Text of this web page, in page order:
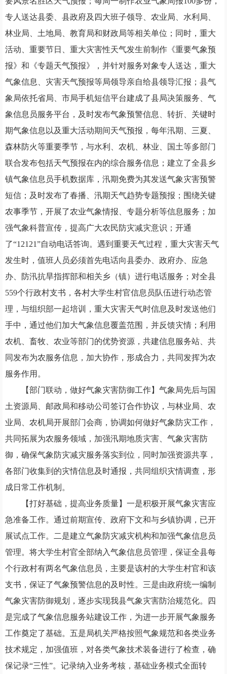
专人送达县委、县政府及四大班子领导、农业局、水利局、
林业局、土地局、教育局和财政局等相关单位；同时，重大
活动、重要节日、重大灾害性天气发生前制作《重要气象预
报》和《专题天气预报》，并针对服务对象专人送达，重大
气象信息、灾害天气预报等局领导亲自给县领导汇报；县气
象局依托省局、市局手机短信平台建成了县局决策服务、气
象信息员服务平台，及时发布气象预警信息、转折、关键时
期气象信息以及重大活动期间天气预报，每年汛期、三夏、
森林防火等重要季节，与水利、农机、林业、国土等多部门
联合发布包括天气预报在内的综合服务信息；建立了全县乡
镇气象信息员手机数据库，汛期免费为其发送气象灾害预警
短信；及时发布了春播、汛期天气趋势专题预报；围绕关键
农事季节，开展了农业气象情报、专题分析等信息服务；加
强气象科普宣传，提高广大农民防灾减灾意识；开通
了“12121”自动电话答询。遇到重要天气过程，重大灾害天气
发生时，值班人员必须首先电话向县委办、政府办、应急
办、防汛抗旱指挥部和相关乡（镇）进行电话服务；对全县
559个行政村支书，各村大学生村官信息员队伍进行动态管
理，与组织部一起培训，重大灾害天气时信息及时发送他们
手中，通过他们加大气象信息覆盖范围，并反馈灾情；利用
农机、畜牧、农业等部门的优势资源，共建信息服务站、共
同发布为农服务信息，加大协作，形成合力，共同发挥为农
服务作用。
【部门联动，做好气象灾害防御工作】 气象局先后与国
土资源局、邮政局和移动公司签订合作协议，与林业局、农
业局、农机局开展部门会商，协调如何做好气象防灾工作，
共同拓展为农服务领域，加强汛期地质灾害、气象灾害防
御，确保气象防灾减灾服务落实到位，同时加强资源共享，
各部门收集到的灾情信息及时通报，共同组织灾情调查，形
成日常工作机制。
【打好基础，提高业务质量】一是积极开展气象灾害应
急准备工作。通过前期宣传、政府下文和与乡镇协调，已开
展试点工作。二是建立气象防灾减灾机构和加强气象信息员
管理。将大学生村官全部纳入气象信息员管理，保证全县每
个行政村有两名气象信息员，主要是该村的大学生村官和该
支书，保证了气象预警信息的及时性。三是由政府统一编制
气象灾害防御规划，逐步实现我县气象灾害防治规范化。四
是完成了气象信息服务站建设工作，为进一步开展气象服务
工作奠定了基础。五是局机关严格按照气象规范和各类业务
技术规定，加强值班，对各类气象技术装备进行了检查，确
保记录“三性”。记录纳入业务考核，基础业务模式全面转